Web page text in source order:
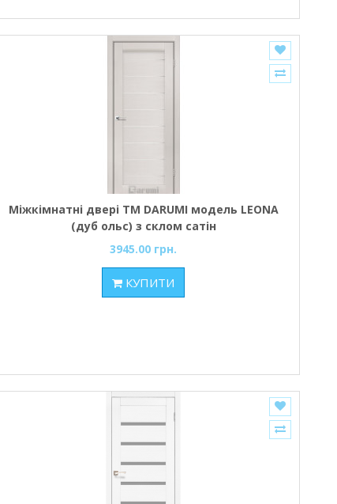
Міжкімнатні двері ТМ DARUMI модель LEONA
(дуб ольс) з склом сатін
3945.00 грн.
КУПИТИ